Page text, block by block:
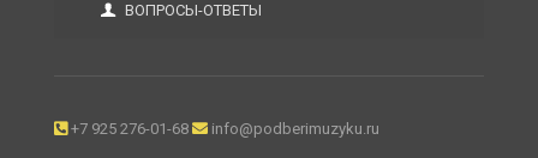
ВОПРОСЫ-ОТВЕТЫ
+7 925 276-01-68 info@podberimuzyku.ru